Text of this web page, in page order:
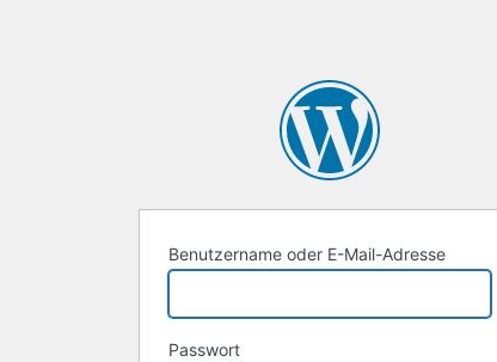
Benutzername oder E-Mail-Adresse
Passwort